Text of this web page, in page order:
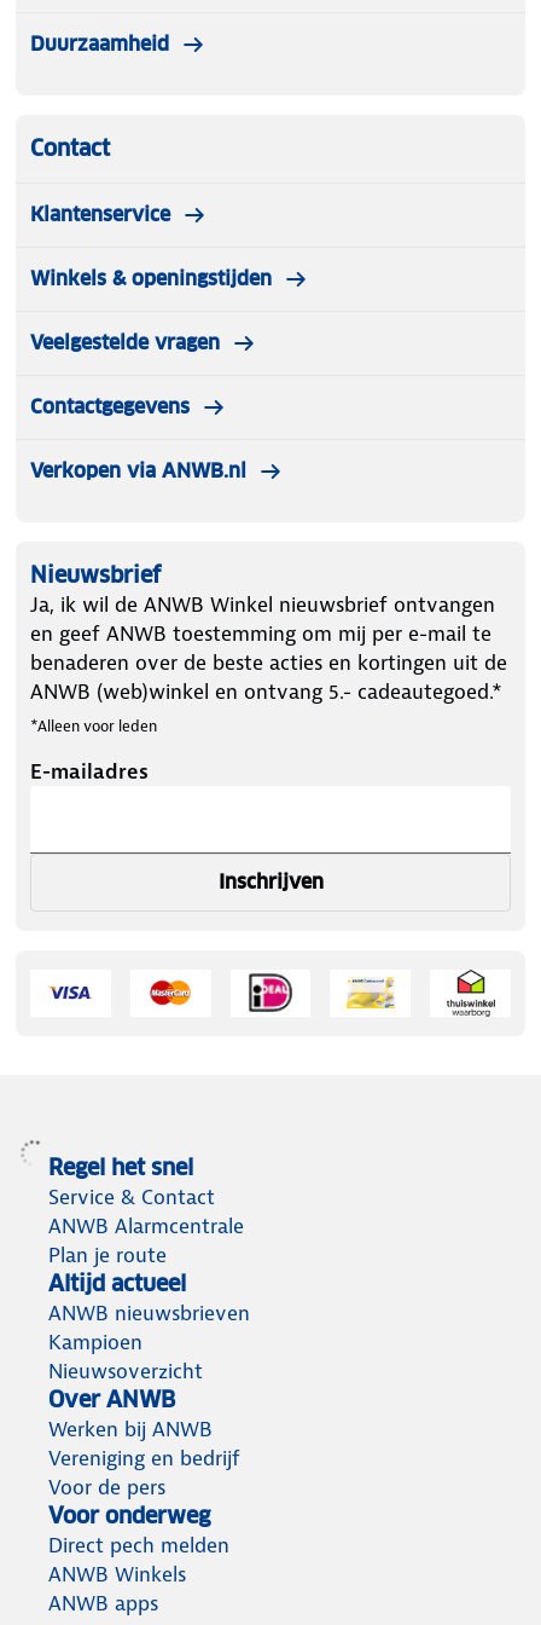
Duurzaamheid
Contact
Klantenservice
Winkels & openingstijden
Veelgestelde vragen
Contactgegevens
Verkopen via ANWB.nl
Nieuwsbrief
Ja, ik wil de ANWB Winkel nieuwsbrief ontvangen
en geef ANWB toestemming om mij per e-mail te
benaderen over de beste acties en kortingen uit de
ANWB (web)winkel en ontvang 5.- cadeautegoed.*
*Alleen voor leden
E-mailadres
Inschrijven
Regel het snel
Service & Contact
ANWB Alarmcentrale
Plan je route
Altijd actueel
ANWB nieuwsbrieven
Kampioen
Nieuwsoverzicht
Over ANWB
Werken bij ANWB
Vereniging en bedrijf
Voor de pers
Voor onderweg
Direct pech melden
ANWB Winkels
ANWB apps